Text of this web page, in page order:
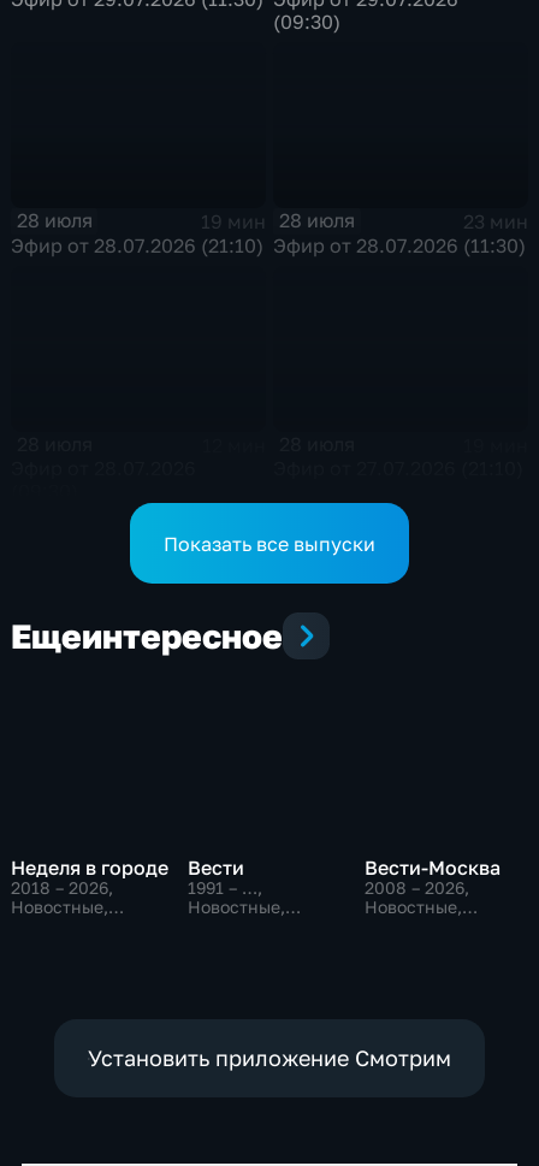
(09:30)
28 июля
19 мин
Эфир от 28.07.2026 (21:10)
28 июля
23 мин
Эфир от 28.07.2026 (11:30)
Показать все выпуски
Ещеинтересное
Неделя в городе
2018 – 2026,
Новостные,
Вести
1991 – …,
Новостные,
Вести-Москва
2008 – 2026,
Новостные,
Установить приложение Смотрим